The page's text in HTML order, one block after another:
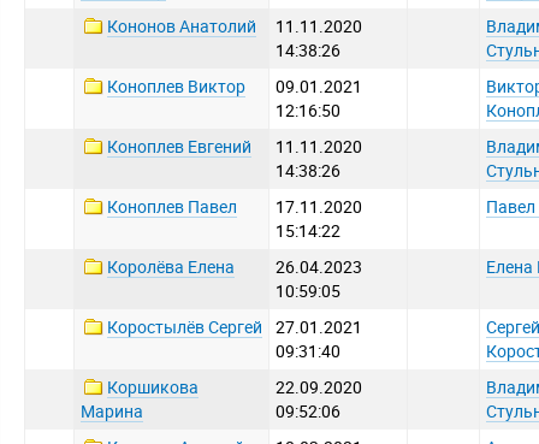
Кононов Анатолий
11.11.2020
14:38:26
Коноплев Виктор
09.01.2021
12:16:50
Коноплев Евгений
11.11.2020
14:38:26
Коноплев Павел
17.11.2020
15:14:22
Павел
Королёва Елена
26.04.2023
10:59:05
Елена
Коростылёв Сергей
27.01.2021
09:31:40
Сергей
Коршикова
Марина
22.09.2020
09:52:06